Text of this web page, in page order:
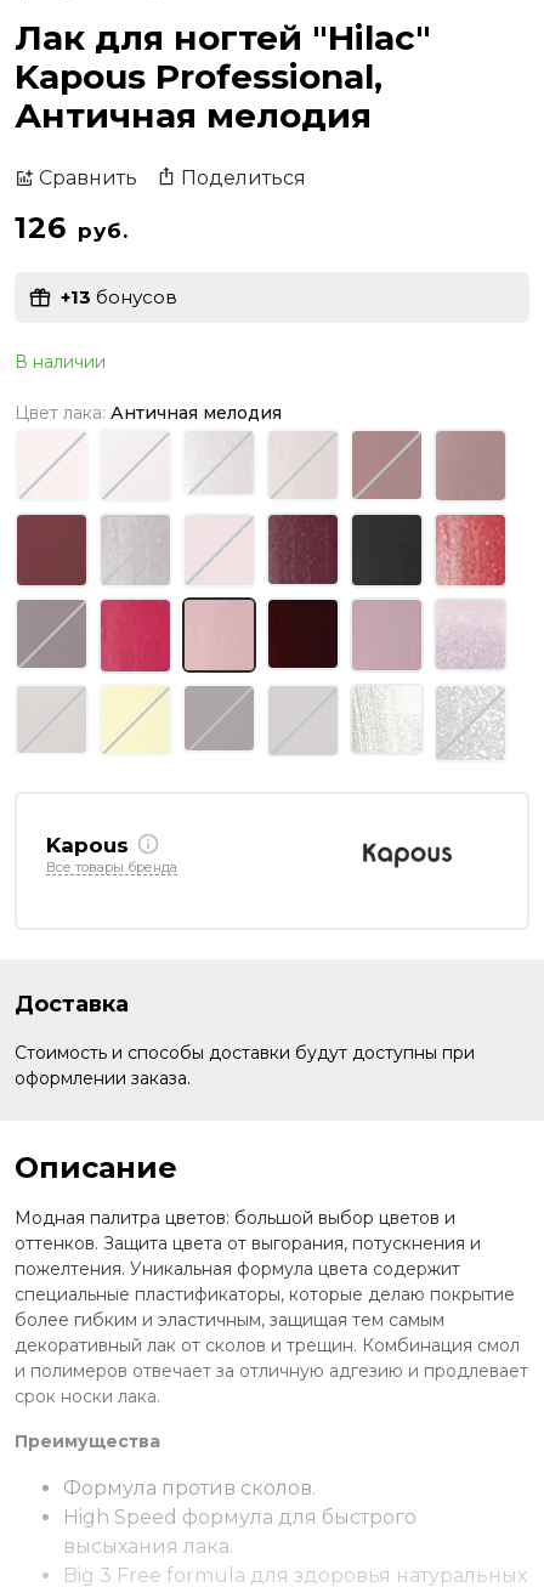
Лак для ногтей "Hilac"
Kapous Professional,
Античная мелодия
Сравнить Поделиться
126 руб.
+13 бонусов
В наличии
Цвет лака: Античная мелодия
Kapous
Все товары бренда
Доставка
Стоимость и способы доставки будут доступны при
оформлении заказа.
Описание
Модная палитра цветов: большой выбор цветов и
оттенков. Защита цвета от выгорания, потускнения и
пожелтения. Уникальная формула цвета содержит
специальные пластификаторы, которые делаю покрытие
более гибким и эластичным, защищая тем самым
декоративный лак от сколов и трещин. Комбинация смол
и полимеров отвечает за отличную адгезию и продлевает
срок носки лака.
Преимущества
Формула против сколов.
High Speed формула для быстрого
высыхания лака.
Big 3 Free formula для здоровья натуральных